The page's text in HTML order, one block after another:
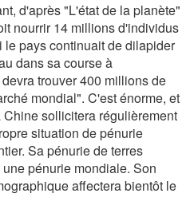
d'après "L'état de la planète"
nourrir 14 millions d'individus
pays continuait de dilapider
dans sa course à
trouver 400 millions de
mondial". C'est énorme, et
sollicitera régulièrement
situation de pénurie
Sa pénurie de terres
pénurie mondiale. Son
affectera bientôt le